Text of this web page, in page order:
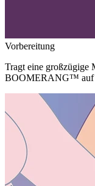
Vorbereitung
Tragt eine
BOOMERANG™ auf